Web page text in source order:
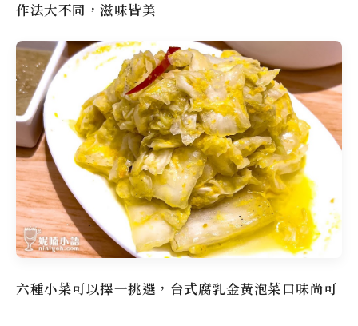
作法大不同，滋味皆美
六種小菜可以擇一挑選，台式腐乳金黃泡菜口味尚可